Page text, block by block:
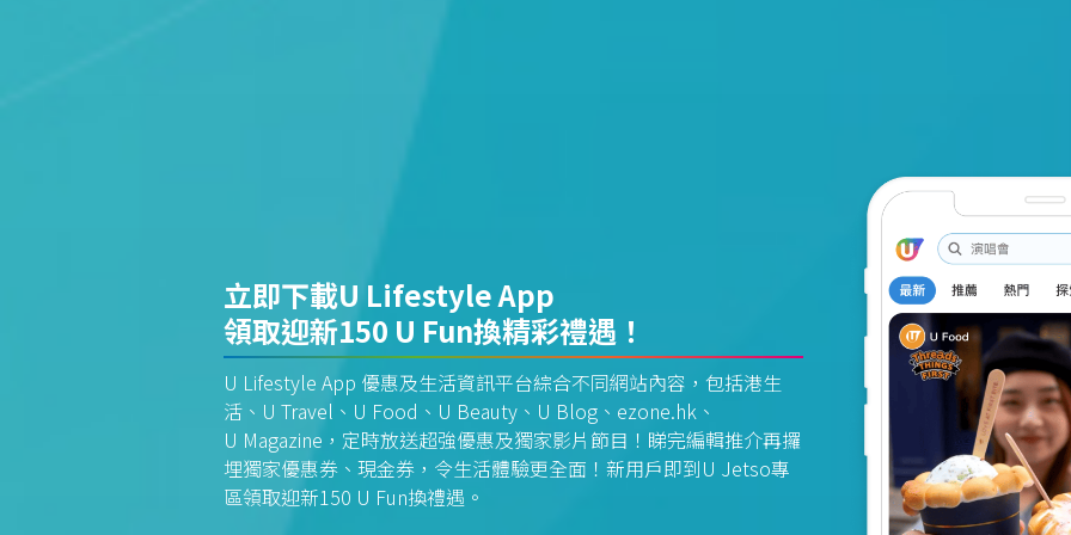
立即下載U Lifestyle App
領取迎新150 U Fun換精彩禮遇！
U Lifestyle App 優惠及生活資訊平台綜合不同網站內容，包括港生
活、U Travel、U Food、U Beauty、U Blog、ezone.hk、
U Magazine，定時放送超強優惠及獨家影片節目！睇完編輯推介再攞
埋獨家優惠券、現金券，令生活體驗更全面！新用戶即到U Jetso專
區領取迎新150 U Fun換禮遇。